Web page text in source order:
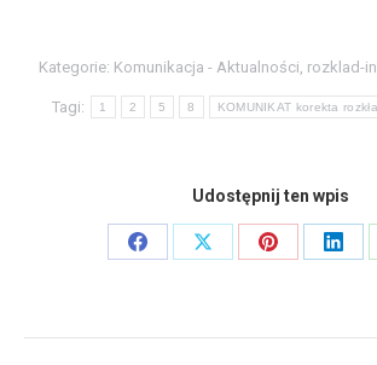
Kategorie: Komunikacja - Aktualności rozklad-
Tagi: 1 2 5 8 KOMUNIKAT korekta
Udostępnij ten wpis
Share
Share
Share